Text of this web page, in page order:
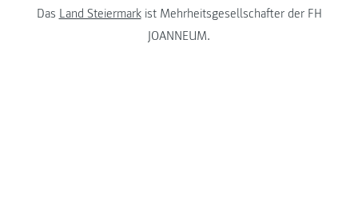
Das Land Steiermarkist Mehrheitsgesellschafter der FH
JOANNEUM.